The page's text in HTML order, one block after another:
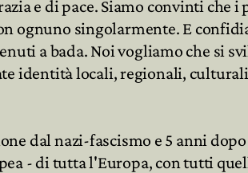
e di pace. Siamo convinti
ognuno singolarmente. E
a bada. Noi vogliamo che si
identità locali, regionali,
dal nazi-fascismo e 5 anni
- di tutta l'Europa, con tutti